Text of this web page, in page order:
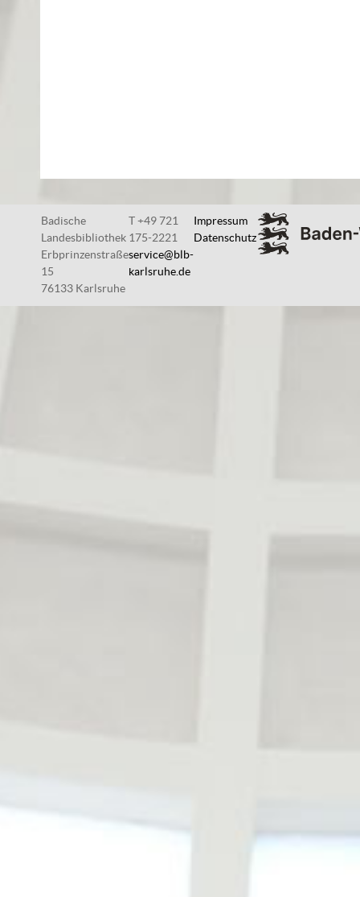
Badische
Landesbibliothek
Erbprinzenstraße
15
76133 Karlsruhe
T +49 721
175-2221
service@blb-
karlsruhe.de
Impressum
Datenschutz